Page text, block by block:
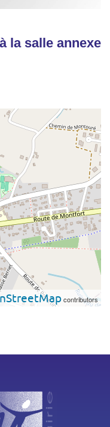
la salle annexe
contributors